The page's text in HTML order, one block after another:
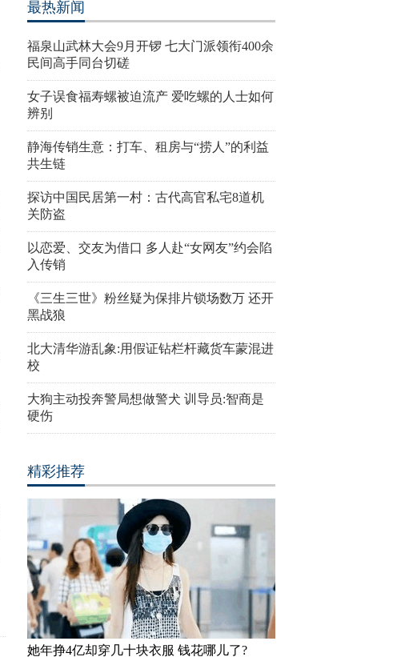
最热新闻
福泉山武林大会9月开锣 七大门派领衔400余
民间高手同台切磋
女子误食福寿螺被迫流产 爱吃螺的人士如何
辨别
静海传销生意：打车、租房与“捞人”的利益
共生链
探访中国民居第一村：古代高官私宅8道机
关防盗
以恋爱、交友为借口 多人赴“女网友”约会陷
入传销
《三生三世》粉丝疑为保排片锁场数万 还开
黑战狼
北大清华游乱象:用假证钻栏杆藏货车蒙混进
校
大狗主动投奔警局想做警犬 训导员:智商是
硬伤
精彩推荐
她年挣4亿却穿几十块衣服 钱花哪儿了?